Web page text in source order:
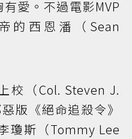
愛。不過電影MVP
的西恩潘（Sean
校（Col. Steven J.
版《絕命追殺令》
瓊斯（Tommy Lee